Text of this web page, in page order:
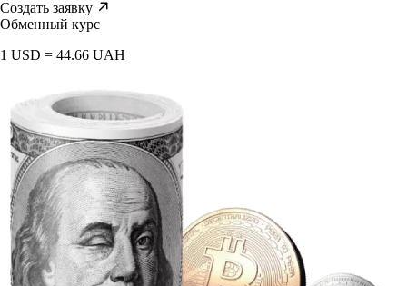
Создать заявку
Обменный курс
1 USD = 44.66 UAH